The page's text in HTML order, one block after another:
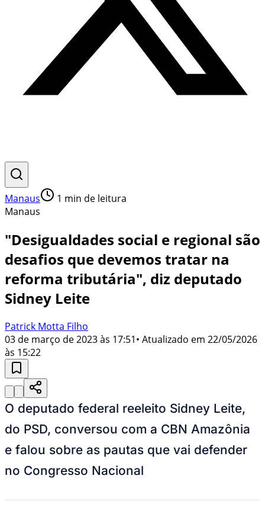
Manaus 1 min de leitura
Manaus
"Desigualdades social e regional são
desafios que devemos tratar na
reforma tributária", diz deputado
Sidney Leite
Patrick Motta Filho
03 de março de 2023 às 17:51• Atualizado em 22/05/2026
às 15:22
O deputado federal reeleito Sidney Leite,
do PSD, conversou com a CBN Amazônia
e falou sobre as pautas que vai defender
no Congresso Nacional